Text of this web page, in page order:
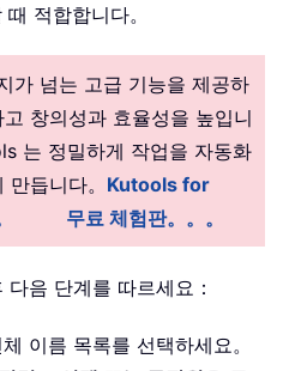
적합합니다。
가 넘는 고급 기능을 제공하
창의성과 효율성을 높입니
는 정밀하게 작업을 자동화
듭니다。 Kutools for
무료 체험판。。。
음 단계를 따르세요：
이름 목록를 선택하세요。